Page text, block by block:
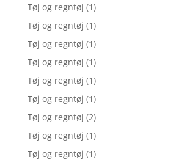
Tøj og regntøj (1)
Tøj og regntøj (1)
Tøj og regntøj (1)
Tøj og regntøj (1)
Tøj og regntøj (1)
Tøj og regntøj (1)
Tøj og regntøj (2)
Tøj og regntøj (1)
Tøj og regntøj (1)